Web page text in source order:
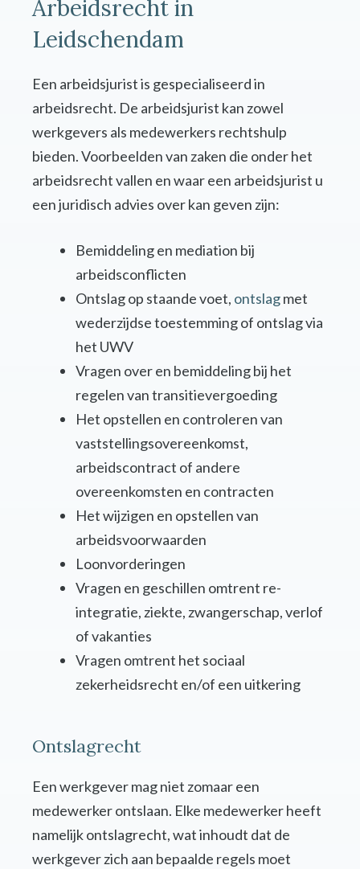
Arbeidsrecht in
Leidschendam
Een arbeidsjurist is gespecialiseerd in
arbeidsrecht. De arbeidsjurist kan zowel
werkgevers als medewerkers rechtshulp
bieden. Voorbeelden van zaken die onder het
arbeidsrecht vallen en waar een arbeidsjurist u
een juridisch advies over kan geven zijn:
Bemiddeling en mediation bij
arbeidsconflicten
Ontslag op staande voet, ontslagmet
wederzijdse toestemming of ontslag via
het UWV
Vragen over en bemiddeling bij het
regelen van transitievergoeding
Het opstellen en controleren van
vaststellingsovereenkomst,
arbeidscontract of andere
overeenkomsten en contracten
Het wijzigen en opstellen van
arbeidsvoorwaarden
Loonvorderingen
Vragen en geschillen omtrent re-
integratie, ziekte, zwangerschap, verlof
of vakanties
Vragen omtrent het sociaal
zekerheidsrecht en/of een uitkering
Ontslagrecht
Een werkgever mag niet zomaar een
medewerker ontslaan. Elke medewerker heeft
namelijk ontslagrecht, wat inhoudt dat de
werkgever zich aan bepaalde regels moet